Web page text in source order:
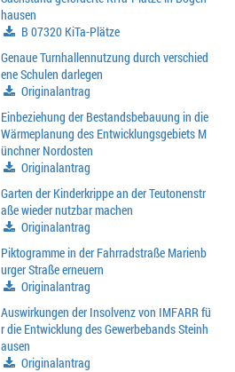
hausen
B 07320 KiTa-Plätze
Genaue Turnhallennutzung durch verschied
ene Schulen darlegen
Originalantrag
Einbeziehung der Bestandsbebauung in die
Wärmeplanung des Entwicklungsgebiets M
ünchner Nordosten
Originalantrag
Garten der Kinderkrippe an der Teutonenstr
aße wieder nutzbar machen
Originalantrag
Piktogramme in der Fahrradstraße Marienb
urger Straße erneuern
Originalantrag
Auswirkungen der Insolvenz von IMFARR fü
r die Entwicklung des Gewerbebands Steinh
ausen
Originalantrag